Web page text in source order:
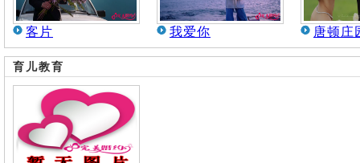
客片 我爱你 唐顿庄
育儿教育